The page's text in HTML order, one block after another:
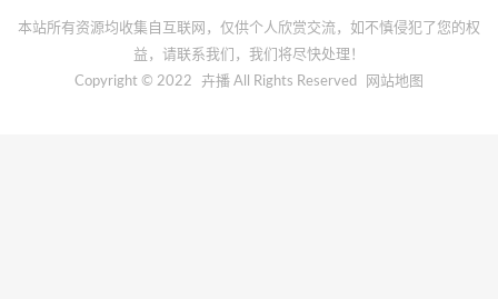
本站所有资源均收集自互联网，仅供个人欣赏交流，如不慎侵犯了您的权
益，请联系我们，我们将尽快处理！
Copyright © 2022
卉播 All Rights Reserved 网站地图